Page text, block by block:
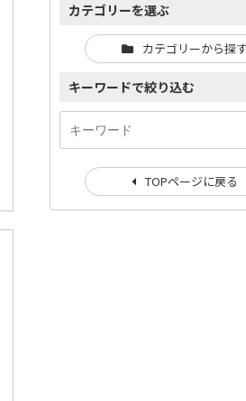
カテゴリーを選ぶ
カテゴリーから探す
キーワードで絞り込む
TOPページに戻る